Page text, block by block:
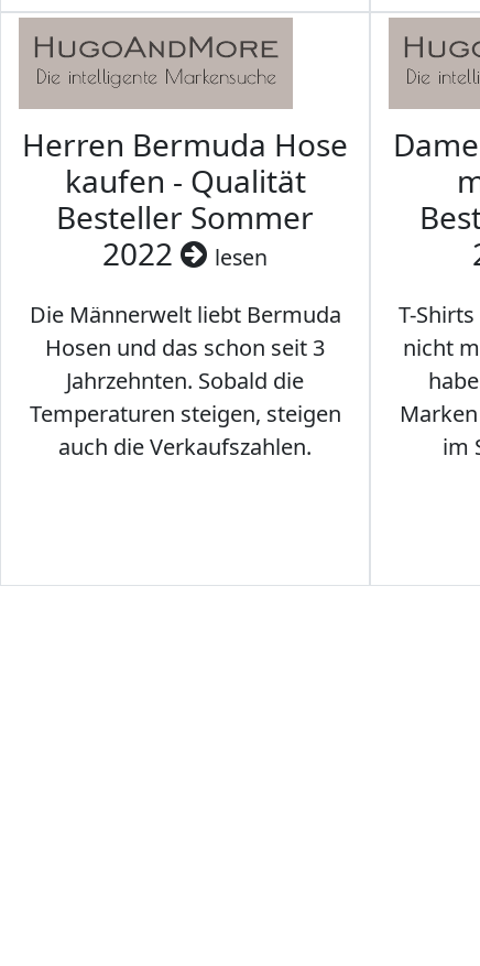
Herren Bermuda Hose
kaufen - Qualität
Besteller Sommer
2022
lesen
Die Männerwelt liebt Bermuda
Hosen und das schon seit 3
Jahrzehnten. Sobald die
Temperaturen steigen, steigen
auch die Verkaufszahlen.
T-
nicht
im